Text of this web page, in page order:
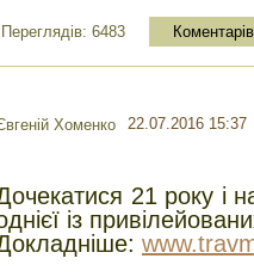
6483
Хоменко 22.07.2016 15:37
21 року і
із